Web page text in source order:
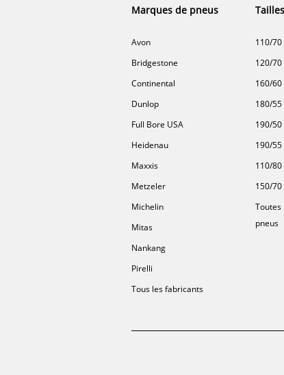
Marques de pneus
Avon
Bridgestone
Continental
Dunlop
Full Bore USA
Heidenau
Maxxis
Metzeler
Michelin
Mitas
Nankang
Pirelli
Tous les fabricants
110/70
120/70
160/60
180/55
190/50
190/55
110/80
150/70
Toutes
pneus